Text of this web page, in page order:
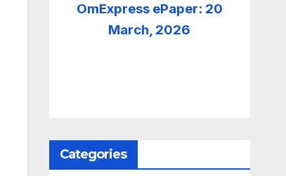
OmExpress ePaper: 20
March, 2026
Categories